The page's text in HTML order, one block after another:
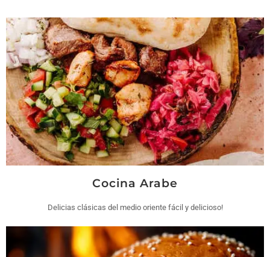
Cocina Arabe
Delicias clásicas del medio oriente fácil y delicioso!